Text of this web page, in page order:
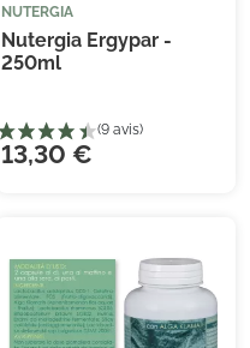
NUTERGIA
Nutergia Ergypar -
250ml
13,30 €